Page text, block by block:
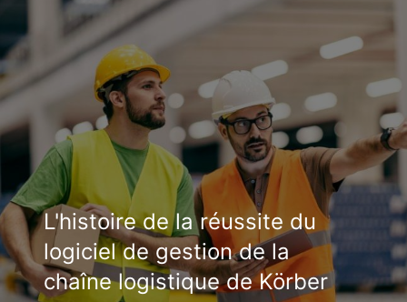
L'histoire de la réussite du
logiciel de gestion de la
chaîne logistique de Körber